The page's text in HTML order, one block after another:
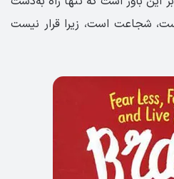
شجاعت است، زیرا قرار نیست